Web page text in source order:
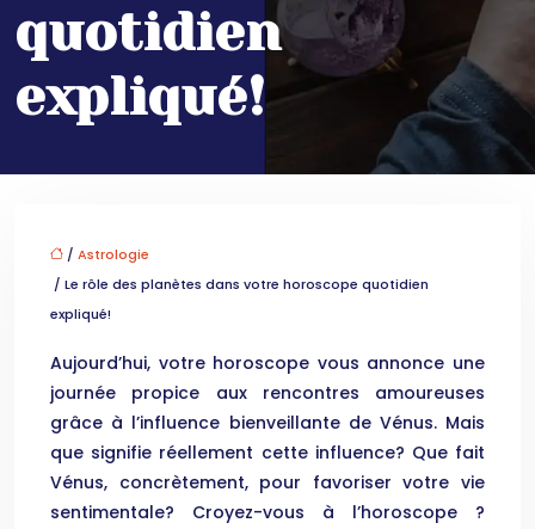
quotidien
expliqué!
/ Astrologie
/ Le rôle des planètes dans votre horoscope quotidien
expliqué!
Aujourd’hui, votre horoscope vous annonce une
journée propice aux rencontres amoureuses
grâce à l’influence bienveillante de Vénus. Mais
que signifie réellement cette influence? Que fait
Vénus, concrètement, pour favoriser votre vie
sentimentale? Croyez-vous à l’horoscope ?